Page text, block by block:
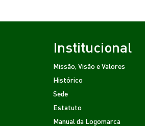
Institucional
Missão, Visão e Valores
Histórico
Sede
Estatuto
Manual da Logomarca